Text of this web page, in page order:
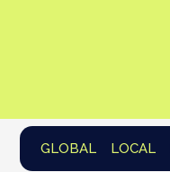
GLOBAL LOCAL